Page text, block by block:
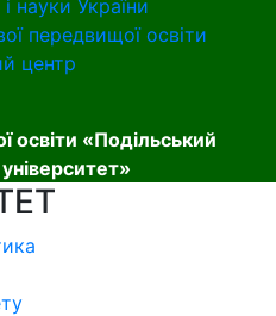
науки України
передвищої освіти
центр
«Подільський